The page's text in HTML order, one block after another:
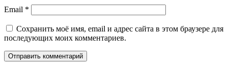
Email *
Сохранить моё имя, email и адрес сайта в этом браузере для
последующих моих комментариев.